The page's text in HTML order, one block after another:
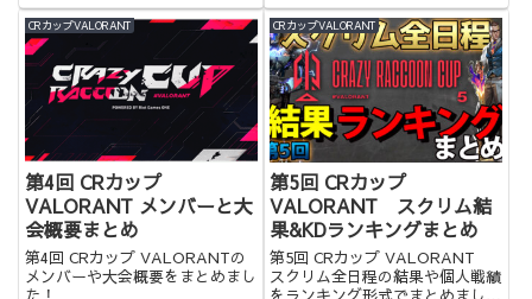
CRカップVALORANT
第4回 CRカップ
VALORANT メンバーと大
会概要まとめ
第4回 CRカップ VALORANTの
メンバーや大会概要をまとめまし
CRカップVALORANT
第5回 CRカップ
VALORANT スクリム結
果&KDランキングまとめ
第5回 CRカップ VALORANT
スクリム全日程の結果や個人戦績